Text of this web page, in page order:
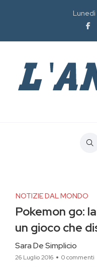
Lunedì
NOTIZIE DAL MONDO
Pokemon go:
un gioco che
Sara De Simplicio
26 Luglio 2016 0 commenti